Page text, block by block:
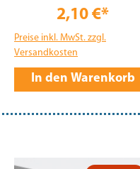
2,10 €*
Preise inkl. MwSt. zzgl.
Versandkosten
In den Warenkorb